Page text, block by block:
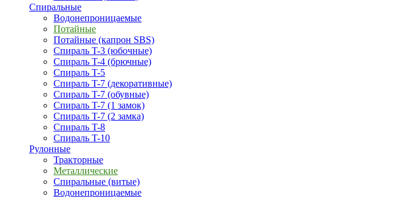
Спиральные
Водонепроницаемые
Потайные
Потайные (капрон SBS)
Спираль T-3 (юбочные)
Спираль T-4 (брючные)
Спираль T-5
Спираль T-7 (декоративные)
Спираль T-7 (обувные)
Спираль T-7 (1 замок)
Спираль T-7 (2 замка)
Спираль T-8
Спираль T-10
Рулонные
Тракторные
Металлические
Спиральные (витые)
Водонепроницаемые